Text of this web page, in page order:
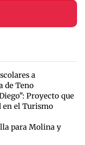
a
de Teno
Proyecto que
en el Turismo
para Molina y